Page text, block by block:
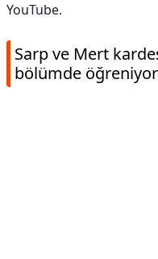
YouTube.
Sarp ve Mert
bölümde